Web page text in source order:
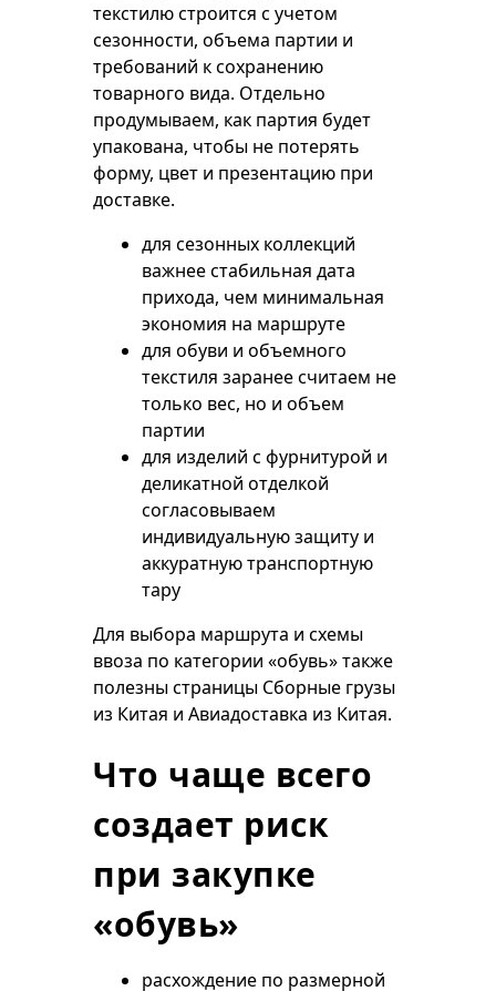
текстилю строится с учетом
сезонности, объема партии и
требований к сохранению
товарного вида. Отдельно
продумываем, как партия будет
упакована, чтобы не потерять
форму, цвет и презентацию при
доставке.
для сезонных коллекций
важнее стабильная дата
прихода, чем минимальная
экономия на маршруте
для обуви и объемного
текстиля заранее считаем не
только вес, но и объем
партии
для изделий с фурнитурой и
деликатной отделкой
согласовываем
индивидуальную защиту и
аккуратную транспортную
тару
Для выбора маршрута и схемы
ввоза по категории «обувь» также
полезны страницы Сборные грузы
из Китая и Авиадоставка из Китая.
Что чаще всего
создает риск
при закупке
«обувь»
расхождение по размерной